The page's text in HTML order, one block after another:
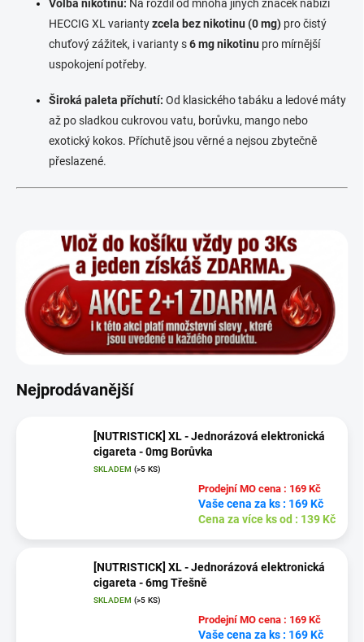
Volba nikotinu: Na rozdíl od mnoha jiných značek nabízí
HECCIG XL variantyzcela bez nikotinu (0 mg) pro čistý
chuťový zážitek, i varianty s6 mg nikotinu pro mírnější
uspokojení potřeby.
Široká paleta příchutí: Od klasického tabáku a ledové máty
až po sladkou cukrovou vatu, borůvku, mango nebo
exotický kokos. Příchutě jsou věrné a nejsou zbytečně
přeslazené.
Nejprodávanější
[NUTRISTICK] XL - Jednorázová elektronická
cigareta - 0mg Borůvka
SKLADEM (>5 KS)
Prodejní MO cena : 169 Kč
Vaše cena za ks : 169 Kč
Cena za více ks od : 139 Kč
[NUTRISTICK] XL - Jednorázová elektronická
cigareta - 6mg Třešně
SKLADEM (>5 KS)
Prodejní MO cena : 169 Kč
Vaše cena za ks : 169 Kč